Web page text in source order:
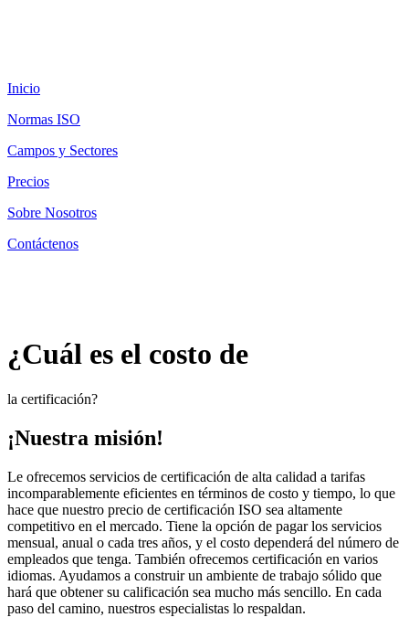
Inicio
Normas ISO
Campos y Sectores
Precios
Sobre Nosotros
Contáctenos
¿Cuál es el costo de
la certificación?
¡Nuestra misión!
Le ofrecemos servicios de certificación de alta calidad a tarifas
incomparablemente eficientes en términos de costo y tiempo, lo que
hace que nuestro precio de certificación ISO sea altamente
competitivo en el mercado. Tiene la opción de pagar los servicios
mensual, anual o cada tres años, y el costo dependerá del número de
empleados que tenga. También ofrecemos certificación en varios
idiomas. Ayudamos a construir un ambiente de trabajo sólido que
hará que obtener su calificación sea mucho más sencillo. En cada
paso del camino, nuestros especialistas lo respaldan.